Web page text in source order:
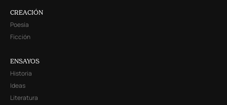
CREACIÓN
Poesía
Ficción
ENSAYOS
Historia
Ideas
Literatura